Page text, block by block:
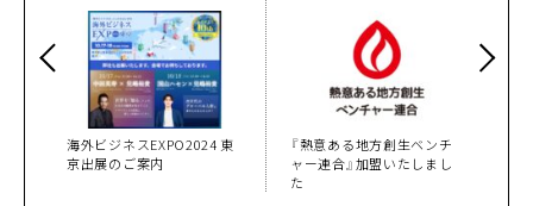
海外ビジネスEXPO2024 東
京出展のご案内
『熱意ある地方創生ベンチ
ャー連合』加盟いたしまし
た